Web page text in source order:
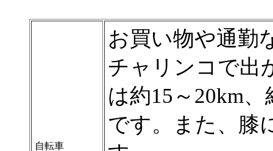
自転車
お買い物や通勤
チャリンコで出
は約15～20km
です。また、膝